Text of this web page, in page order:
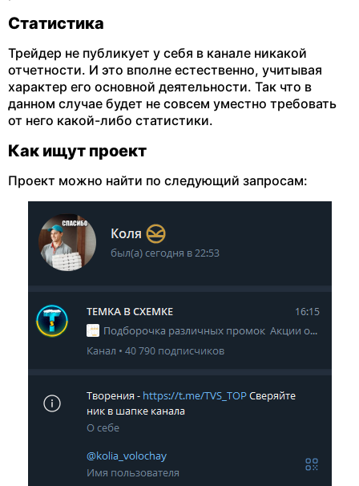
Статистика
Трейдер не публикует у себя в канале никакой
отчетности. И это вполне естественно, учитывая
характер его основной деятельности. Так что в
данном случае будет не совсем уместно требовать
от него какой-либо статистики.
Как ищут проект
Проект можно найти по следующий запросам: